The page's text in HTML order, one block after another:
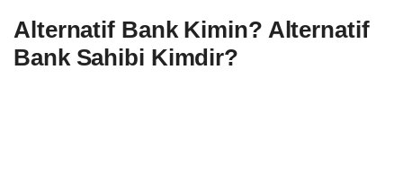
Alternatif Bank Kimin? Alternatif
Bank Sahibi Kimdir?